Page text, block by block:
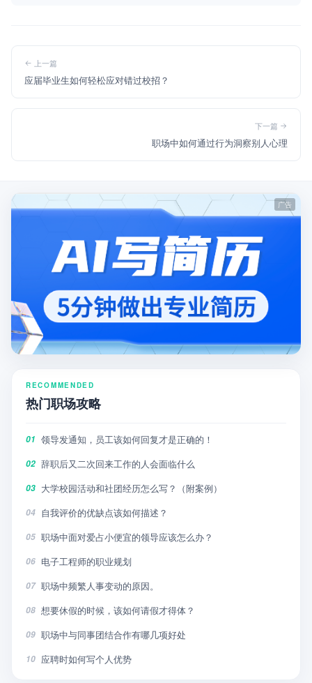
上一篇
应届毕业生如何轻松应对错过校招？
下一篇
职场中如何通过行为洞察别人心理
RECOMMENDED
热门职场攻略
01 领导发通知，员工该如何回复才是正确的！
02 辞职后又二次回来工作的人会面临什么
03 大学校园活动和社团经历怎么写？（附案例）
04 自我评价的优缺点该如何描述？
05 职场中面对爱占小便宜的领导应该怎么办？
06 电子工程师的职业规划
07 职场中频繁人事变动的原因。
08 想要休假的时候，该如何请假才得体？
09 职场中与同事团结合作有哪几项好处
10 应聘时如何写个人优势